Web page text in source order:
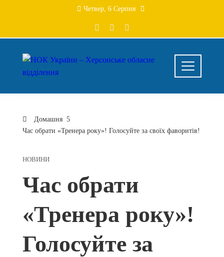
Четвер, 6 Серпня
Домашня
Час обрати «Тренера року»! Голосуйте за своїх фаворитів!
НОВИНИ
Час обрати
«Тренера року»!
Голосуйте за